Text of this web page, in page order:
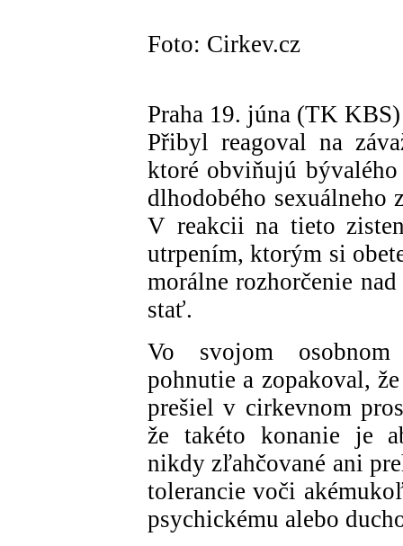
Foto: Cirkev.cz
Praha 19. júna (TK
Přibyl reagoval na
ktoré obviňujú bývalého
dlhodobého sexuálneho
V reakcii na tieto
utrpením, ktorým si
morálne rozhorčenie
stať.
Vo svojom osobnom
pohnutie a zopakoval,
prešiel v cirkevnom
že takéto konanie je
nikdy zľahčované ani
tolerancie voči
psychickému alebo